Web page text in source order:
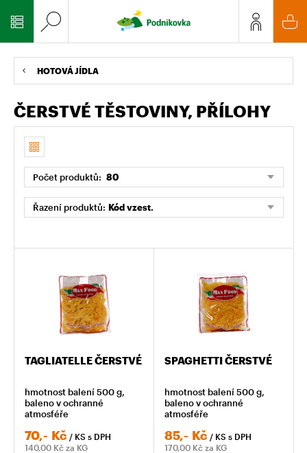
HOTOVÁ JÍDLA
ČERSTVÉ TĚSTOVINY, PŘÍLOHY
Počet produktů: 80
Řazení produktů: Kód vzest.
TAGLIATELLE ČERSTVÉ
hmotnost balení 500 g,
baleno v ochranné
atmosféře
70,- Kč / KS s DPH
140,00 Kč za KG
SPAGHETTI ČERSTVÉ
hmotnost balení 500 g,
baleno v ochranné
atmosféře
85,- Kč / KS s DPH
170,00 Kč za KG